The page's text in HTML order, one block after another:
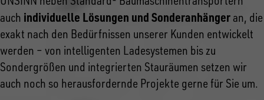
auch individuelle Lösungen und Sonderanhänger an, die
exakt nach den Bedürfnissen unserer Kunden entwickelt
werden – von intelligenten Ladesystemen bis zu
Sondergrößen und integrierten Stauräumen setzen wir
auch noch so herausfordernde Projekte gerne für Sie um.